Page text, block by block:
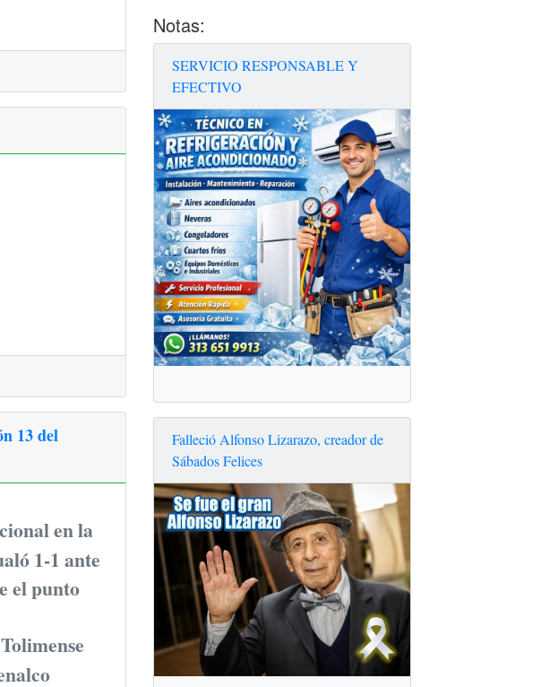
13 del
en la
1-1 ante
el punto
Notas:
SERVICIO RESPONSABLE Y
EFECTIVO
Falleció Alfonso Lizarazo, creador de
Sábados Felices